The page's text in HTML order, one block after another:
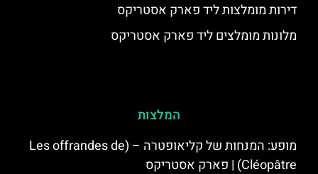
דירות מומלצות ליד פארק אסטריקס
מלונות מומלצים ליד פארק אסטריקס
המלצות
מופע: המנחות של קליאופטרה – (Les offrandes de
Cléopâtre) | פארק אסטריקס